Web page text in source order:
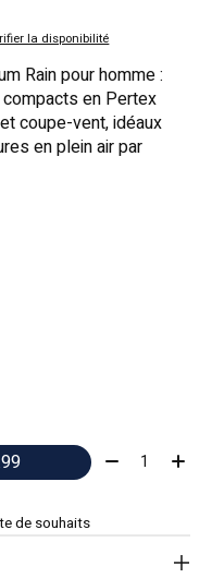
la disponibilité
Rain pour homme :
en Pertex
coupe-vent, idéaux
en plein air par
Quantité:
de souhaits